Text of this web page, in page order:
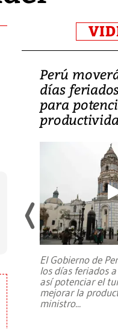
Perú
días
para
El Gobierno de
los días feriados
así potenciar el
mejorar la
ministro...